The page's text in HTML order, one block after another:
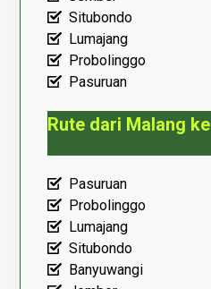
Situbondo
Lumajang
Probolinggo
Pasuruan
Rute dari Malang ke
Pasuruan
Probolinggo
Lumajang
Situbondo
Banyuwangi